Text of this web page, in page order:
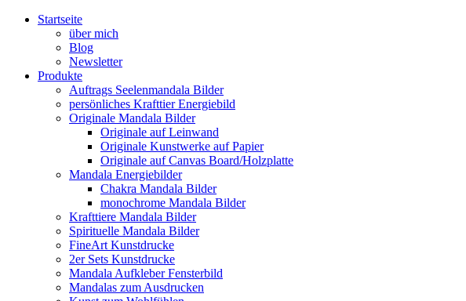
Startseite
über mich
Blog
Newsletter
Produkte
Auftrags Seelenmandala Bilder
persönliches Krafttier Energiebild
Originale Mandala Bilder
Originale auf Leinwand
Originale Kunstwerke auf Papier
Originale auf Canvas Board/Holzplatte
Mandala Energiebilder
Chakra Mandala Bilder
monochrome Mandala Bilder
Krafttiere Mandala Bilder
Spirituelle Mandala Bilder
FineArt Kunstdrucke
2er Sets Kunstdrucke
Mandala Aufkleber Fensterbild
Mandalas zum Ausdrucken